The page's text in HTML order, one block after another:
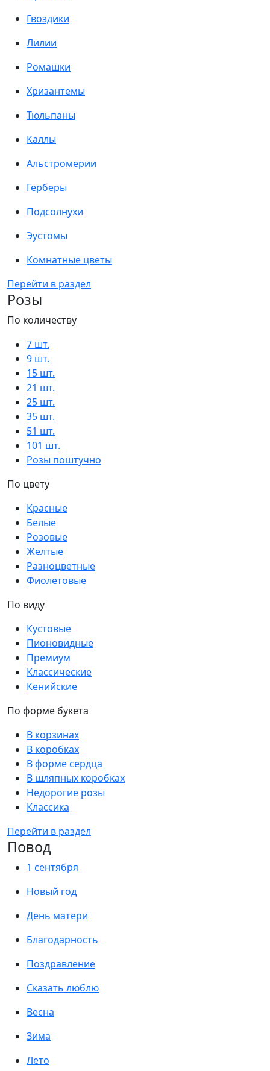
Гвоздики
Лилии
Ромашки
Хризантемы
Тюльпаны
Каллы
Альстромерии
Герберы
Подсолнухи
Эустомы
Комнатные цветы
Перейти в раздел
Розы
По количеству
7 шт.
9 шт.
15 шт.
21 шт.
25 шт.
35 шт.
51 шт.
101 шт.
Розы поштучно
По цвету
Красные
Белые
Розовые
Желтые
Разноцветные
Фиолетовые
По виду
Кустовые
Пионовидные
Премиум
Классические
Кенийские
По форме букета
В корзинах
В коробках
В форме сердца
В шляпных коробках
Недорогие розы
Классика
Перейти в раздел
Повод
1 сентября
Новый год
День матери
Благодарность
Поздравление
Сказать люблю
Весна
Зима
Лето